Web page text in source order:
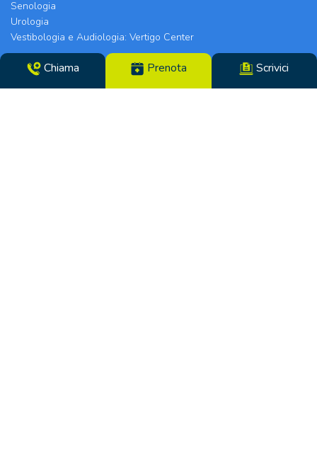
Senologia
Urologia
Vestibologia e Audiologia: Vertigo Center
Poliambulatorio Chirurgico Modenese srl | Sede
Legale e Chirurgia: Via Arquà, 5 | Eyecare Clinic,
Chiama Prenota Scrivici